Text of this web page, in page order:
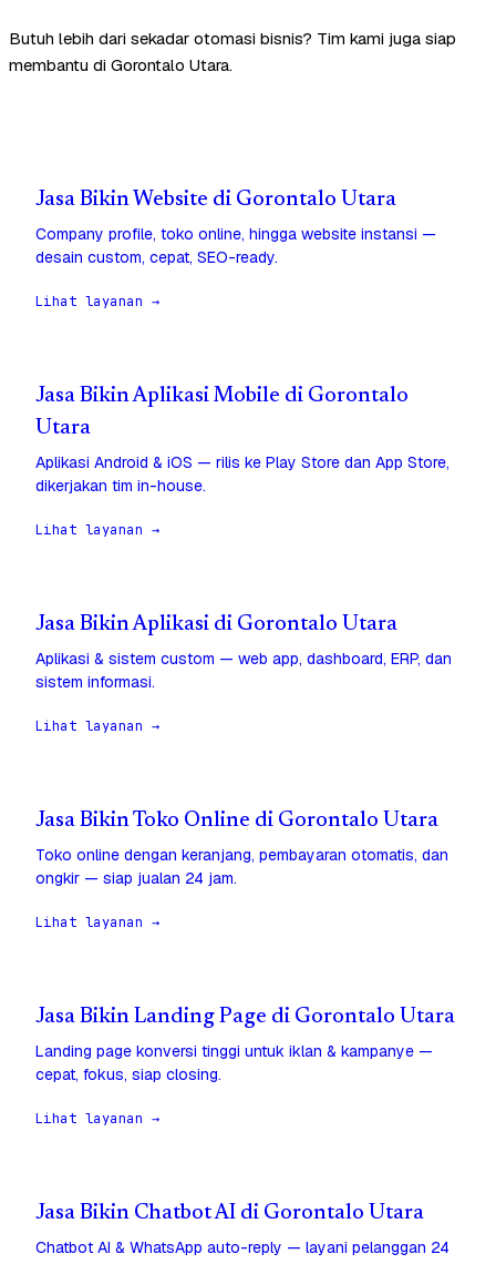
Butuh lebih dari sekadar otomasi bisnis? Tim kami juga siap
membantu di Gorontalo Utara.
Jasa Bikin Website di Gorontalo Utara
Company profile, toko online, hingga website instansi —
desain custom, cepat, SEO-ready.
Lihat layanan →
Jasa Bikin Aplikasi Mobile di Gorontalo
Utara
Aplikasi Android & iOS — rilis ke Play Store dan App Store,
dikerjakan tim in-house.
Lihat layanan →
Jasa Bikin Aplikasi di Gorontalo Utara
Aplikasi & sistem custom — web app, dashboard, ERP, dan
sistem informasi.
Lihat layanan →
Jasa Bikin Toko Online di Gorontalo Utara
Toko online dengan keranjang, pembayaran otomatis, dan
ongkir — siap jualan 24 jam.
Lihat layanan →
Jasa Bikin Landing Page di Gorontalo Utara
Landing page konversi tinggi untuk iklan & kampanye —
cepat, fokus, siap closing.
Lihat layanan →
Jasa Bikin Chatbot AI di Gorontalo Utara
Chatbot AI & WhatsApp auto-reply — layani pelanggan 24